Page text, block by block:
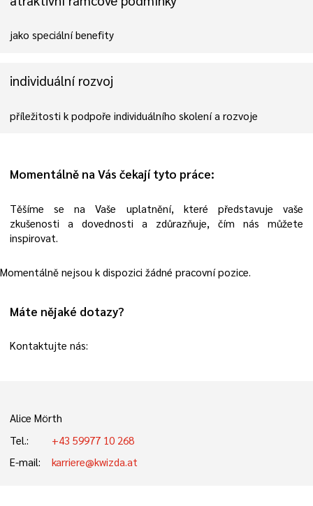
jako speciální benefity
individuální rozvoj
příležitosti k podpoře individuálního skolení a rozvoje
Momentálně na Vás čekají tyto práce:
Těšíme se na Vaše uplatnění, které představuje vaše
zkušenosti a dovednosti a zdůrazňuje, čím nás můžete
inspirovat.
Momentálně nejsou k dispozici žádné pracovní pozice.
Máte nějaké dotazy?
Kontaktujte nás:
Alice Mörth
Tel.:
+43 59977 10 268
E-mail:
karriere@kwizda.at